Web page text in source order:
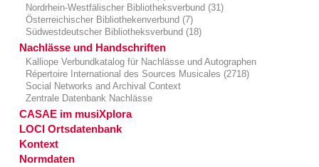
Nordrhein-Westfälischer Bibliotheksverbund (31)
Österreichischer Bibliothekenverbund (7)
Südwestdeutscher Bibliotheksverbund (18)
Nachlässe und Handschriften
Kalliope Verbundkatalog für Nachlässe und Autographen
Répertoire International des Sources Musicales (2718)
Social Networks and Archival Context
Zentrale Datenbank Nachlässe
CASAE im musiXplora
LOCI Ortsdatenbank
Kontext
Normdaten